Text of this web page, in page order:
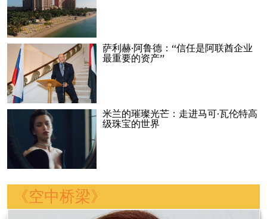
萨利赫·阿鲁德：“信任是阿联酋企业
最重要的资产”
米兰的璀璨光芒：走进马可·瓦伦特高
级珠宝的世界
《空中桥梁》